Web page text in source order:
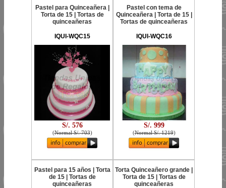
Pastel para Quinceañera |
Torta de 15 | Tortas de
quinceañeras
IQUI-WQC15
S/. 576
(Normal S/. 703)
Pastel con tema de
Quinceañera | Torta de 15 |
Tortas de quinceañeras
IQUI-WQC16
S/. 999
(Normal S/. 1219)
Pastel para 15 años | Torta
de 15 | Tortas de
quinceañeras
Torta Quinceañero grande |
Torta de 15 | Tortas de
quinceañeras